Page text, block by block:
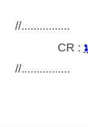
//................
CR :
//................